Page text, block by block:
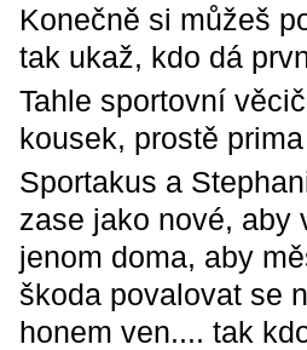
Konečně si můžeš
tak ukaž, kdo dá
Tahle sportovní
kousek, prostě
Sportakus a
zase jako nové, aby
jenom doma, aby
škoda povalovat se
honem ven.... tak